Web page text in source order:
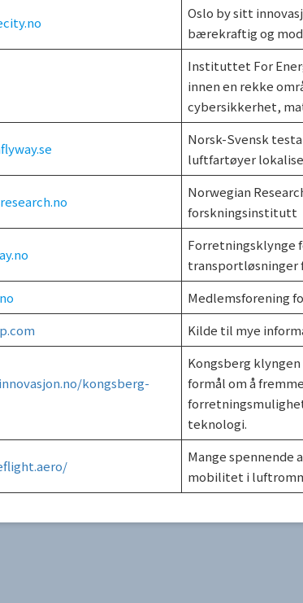
Oslo by sitt
bærekraftig og
Instituttet For
innen en rekke
cybersikkerhet,
Norsk-Svensk
luftfartøyer
Norwegian
forskningsinstitutt
Forretningsklynge
transportløsninger
Medlemsforening
Kilde til mye
kongsberg-
Kongsberg
formål om å
teknologi.
Mange spennende
mobilitet i